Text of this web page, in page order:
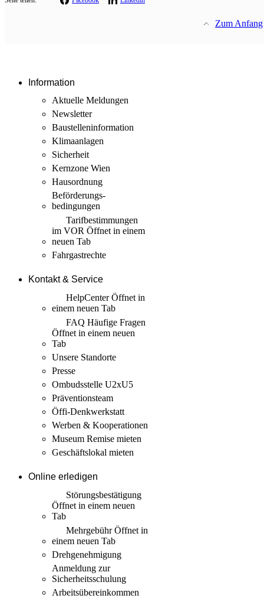
Zum Anfang
Information
Aktuelle Meldungen
Newsletter
Baustellen­information
Klimaanlagen
Sicherheit
Kernzone Wien
Hausordnung
Beförderungs­
bedingungen
Tarif­bestimmungen
im VOR Öffnet in einem
neuen Tab
Fahrgastrechte
Kontakt & Service
HelpCenterÖffnet in
einem neuen Tab
FAQ Häufige Fragen
Öffnet in einem neuen
Tab
Unsere Standorte
Presse
Ombudsstelle U2xU5
Präventionsteam
Öffi-Denkwerkstatt
Werben & Kooperationen
Museum Remise mieten
Geschäftslokal mieten
Online erledigen
Störungs­bestätigung
Öffnet in einem neuen
Tab
MehrgebührÖffnet in
einem neuen Tab
Drehgenehmigung
Anmeldung zur
Sicherheits­schulung
Arbeits­übereinkommen